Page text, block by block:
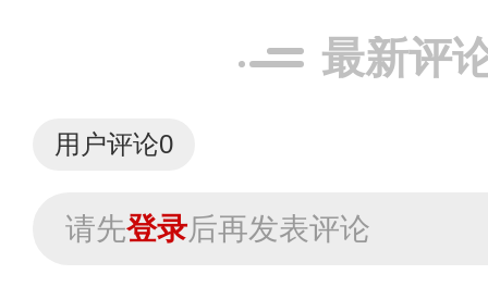
最新评
用户评论0
请先登录后再发表评论